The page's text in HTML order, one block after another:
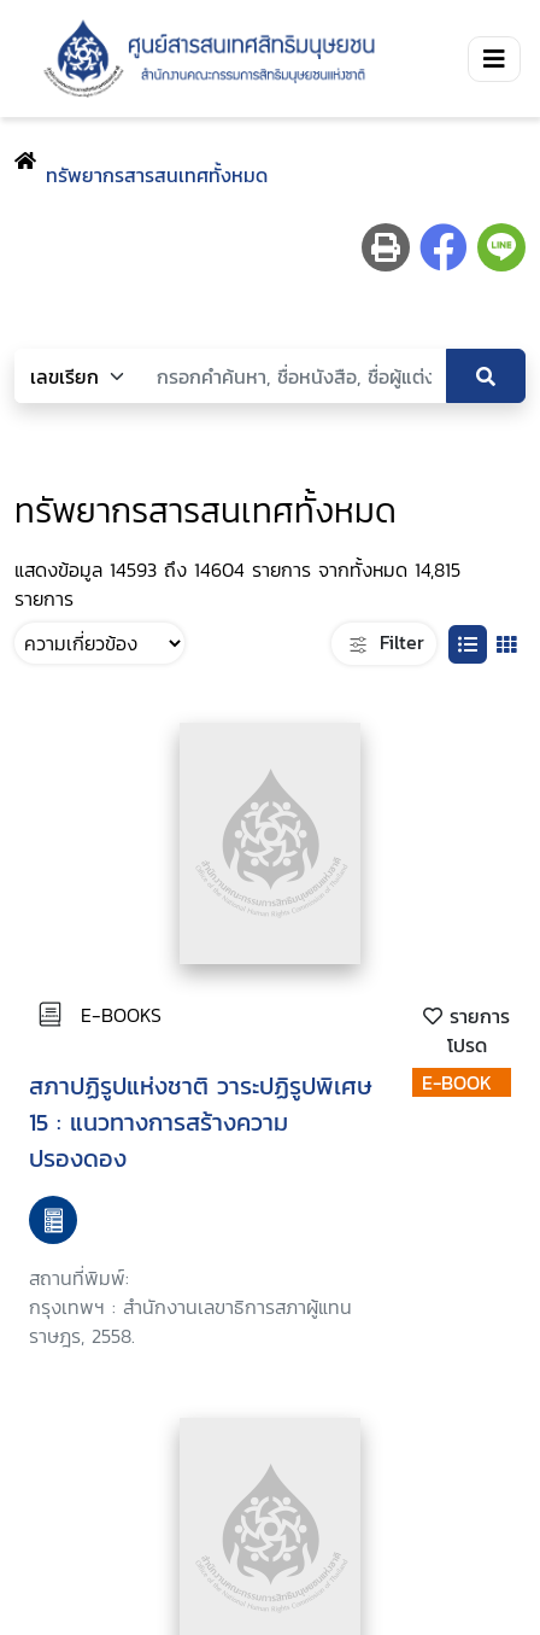
ทรัพยากรสารสนเทศทั้งหมด
ทรัพยากรสารสนเทศทั้งหมด
แสดงข้อมูล 14593 ถึง 14604 รายการ จากทั้งหมด 14,815
รายการ
Filter
E-BOOKS
รายการ
โปรด
สภาปฏิรูปแห่งชาติ วาระปฏิรูปพิเศษ
15 : แนวทางการสร้างความ
ปรองดอง
สถานที่พิมพ์:
กรุงเทพฯ : สำนักงานเลขาธิการสภาผู้แทน
ราษฎร, 2558.
E-BOOK